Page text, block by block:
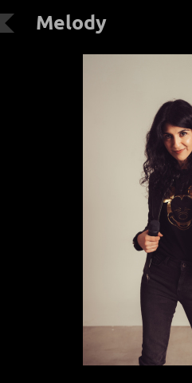
Melody